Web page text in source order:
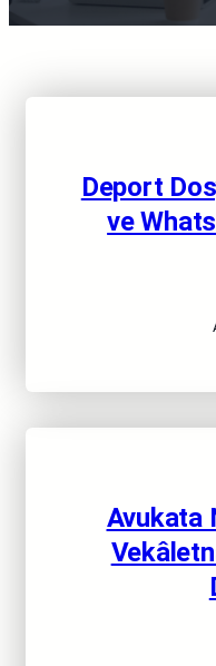
Deport
ve
Avukata